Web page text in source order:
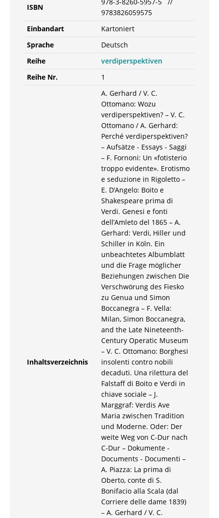
ISBN
9783826059575
Einbandart
Kartoniert
Sprache
Deutsch
Reihe
verdiperspektiven
Reihe Nr.
1
Inhaltsverzeichnis
A. Gerhard / V. C.
Ottomano: Wozu
verdiperspektiven? – V. C.
Ottomano / A. Gerhard:
Perché verdiperspektiven?
– Aufsätze - Essays - Saggi
– F. Fornoni: Un «fotisterio
troppo evidente». Erotismo
e seduzione in Rigoletto –
E. D’Angelo: Boito e
Shakespeare prima di
Verdi. Genesi e fonti
dell’Amleto del 1865 – A.
Gerhard: Verdi, Hiller und
Schiller in Köln. Ein
unbeachtetes Albumblatt
und die Frage möglicher
Beziehungen zwischen Die
Verschwörung des Fiesko
zu Genua und Simon
Boccanegra – F. Vella:
Milan, Simon Boccanegra,
and the Late Nineteenth-
Century Operatic Museum
– V. C. Ottomano: Borghesi
insolenti contro nobili
decaduti. Una rilettura del
Falstaff di Boito e Verdi in
chiave sociale – J.
Marggraf: Verdis Ave
Maria zwischen Tradition
und Moderne. Oder: Der
weite Weg von C-Dur nach
C-Dur – Dokumente -
Documents - Documenti –
A. Piazza: La prima di
Oberto, conte di S.
Bonifacio alla Scala (dal
Corriere delle dame 1839)
– A. Gerhard / V. C.